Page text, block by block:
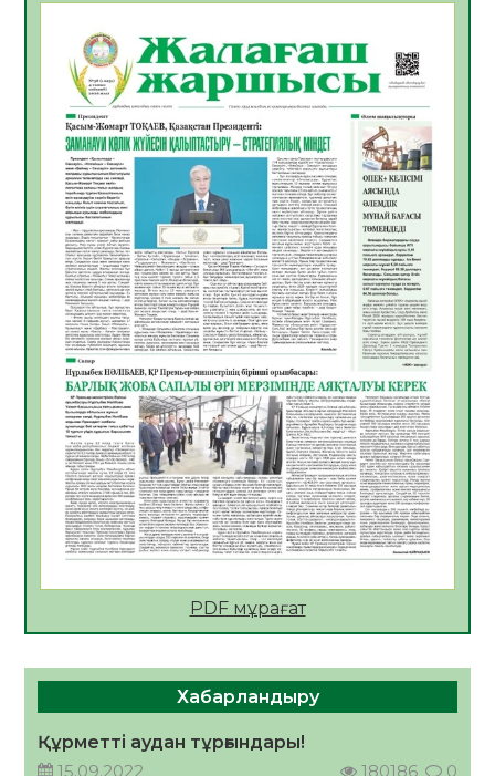
Қазақстандықтардың 72,3%-ы жаңа
Құрылтай үшін дауыс беруге дайын
05.08.2026
19
ӘРБІР ДАУЫС – ҚОҒАМ ДАМУЫНА
ҚОСЫЛҒАН ҮЛЕС
05.08.2026
26
ҚҰРЫЛТАЙ САЙЛАУЫ – БІРЛІК ПЕН
ЖАУАПКЕРШІЛІККЕ БАСТАЙТЫН ҚАДАМ
05.08.2026
24
Мектептен – Ұлттық ұлан сапына
04.08.2026
34
Үкіметтік емес ұйымдарға арналған
сыйлықақы конкурсына өтінім қабылдау
басталды
04.08.2026
38
Үкіметте Президенттің отандық тауарды
қолдау жөніндегі тапсырмаларының
жүзеге асырылу барысы қаралуда
Жазғы лагерьде оқушылармен
профилактикалық кездесу өтті
04.08.2026
47 0
Құрылтай: Қызылордада 1344 комиссия
мүшесінің білімі жетілдіріледі
04.08.2026
38 0
PDF мұрағат
Хабарландыру
Құрметті аудан тұрғындары!
15.09.2022
180186
0